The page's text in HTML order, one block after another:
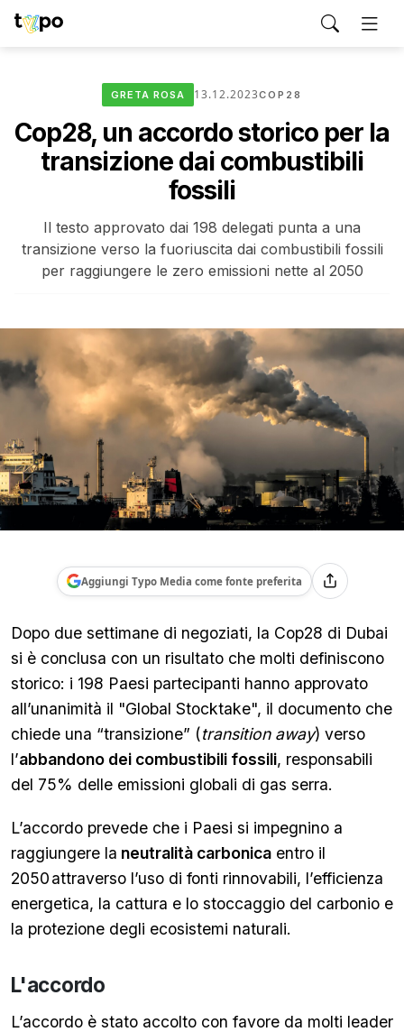
GRETA ROSA 13.12.2023COP28
Cop28, un accordo storico per la
transizione dai combustibili
fossili
Il testo approvato dai 198 delegati punta a una
transizione verso la fuoriuscita dai combustibili fossili
per raggiungere le zero emissioni nette al 2050
Aggiungi Typo Media come fonte preferita
Dopo due settimane di negoziati, la Cop28 di Dubai
si è conclusa con un risultato che molti definiscono
storico: i 198 Paesi partecipanti hanno approvato
all’unanimità il "Global Stocktake", il documento che
chiede una “transizione” (transition away) verso
l’abbandono dei combustibili fossili, responsabili
del 75% delle emissioni globali di gas serra.
L’accordo prevede che i Paesi si impegnino a
raggiungere la neutralità carbonica entro il
2050attraverso l’uso di fonti rinnovabili, l’efficienza
energetica, la cattura e lo stoccaggio del carbonio e
la protezione degli ecosistemi naturali.
L'accordo
L’accordo è stato accolto con favore da molti leader